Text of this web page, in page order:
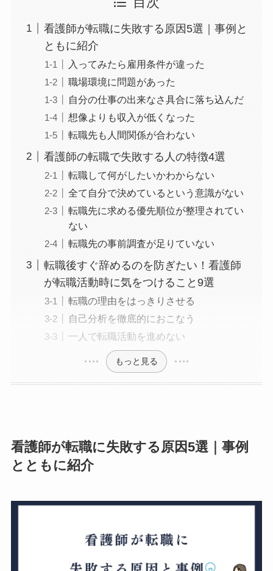
看護師が転職に失敗する原因5選｜事例と
ともに紹介
入ってみたら雇用条件が違った
職場環境に問題があった
自分の仕事の出来なさ具合に落ち込んだ
想像よりも収入が低くなった
転職先も人間関係が合わない
看護師の転職で失敗する人の特徴4選
転職して何がしたいかわからない
全て自分で決めているという意識がない
転職先に求める優先順位が整理されてい
ない
転職先の事前調査が足りていない
転職後すぐ辞めるのを防ぎたい！看護師
が転職活動時に気をつけること9選
転職の理由をはっきりさせる
自己分析を徹底的におこなう
一人で転職活動を進めない
もっと見る
看護師が転職に失敗する原因5選｜事例
とともに紹介